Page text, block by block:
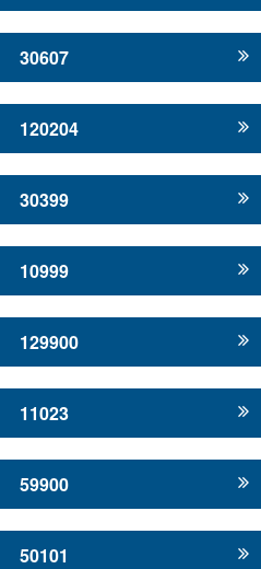
30607
120204
30399
10999
129900
11023
59900
50101